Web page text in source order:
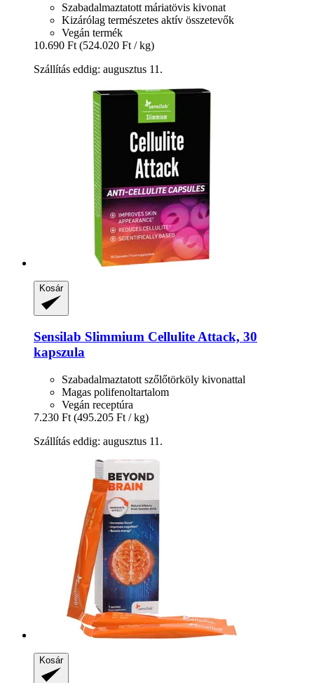
Szabadalmaztatott máriatövis kivonat
Kizárólag természetes aktív összetevők
Vegán termék
10.690 Ft (524.020 Ft / kg)
Szállítás eddig: augusztus 11.
Kosár
Sensilab Slimmium Cellulite Attack, 30
kapszula
Szabadalmaztatott szőlőtörköly kivonattal
Magas polifenoltartalom
Vegán receptúra
7.230 Ft (495.205 Ft / kg)
Szállítás eddig: augusztus 11.
Kosár